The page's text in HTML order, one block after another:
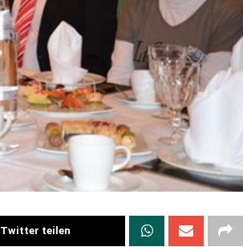
teilen